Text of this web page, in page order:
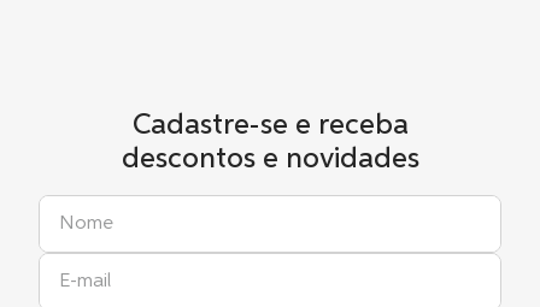
Cadastre-se e receba
descontos e novidades